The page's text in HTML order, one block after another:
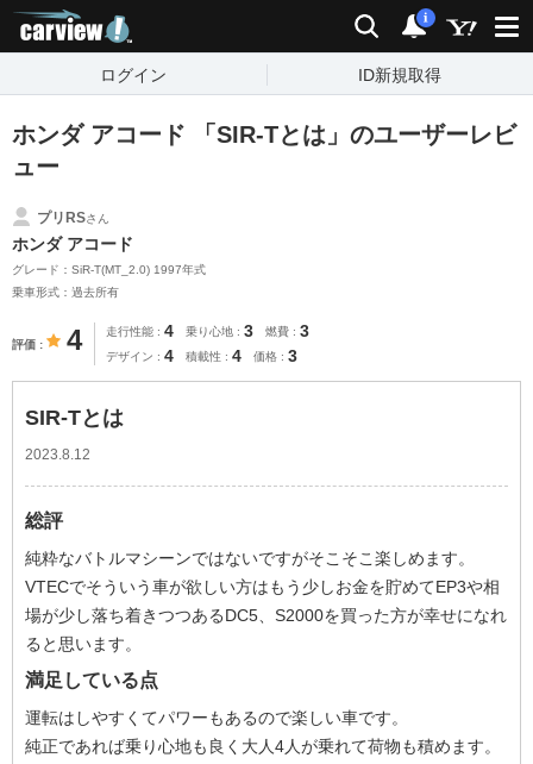
検索 通知
i
ログイン ID新規取得
ホンダ アコード 「SIR-Tとは」のユーザーレビ
ュー
プリRSさん
ホンダ アコード
グレード：SiR-T(MT_2.0) 1997年式
乗車形式：過去所有
評価 4 走行性能 4 乗り心地 3 燃費 3
デザイン 4 積載性 4 価格 3
SIR-Tとは
2023.8.12
総評
純粋なバトルマシーンではないですがそこそこ楽しめます。
VTECでそういう車が欲しい方はもう少しお金を貯めてEP3や相
場が少し落ち着きつつあるDC5、S2000を買った方が幸せになれ
ると思います。
満足している点
運転はしやすくてパワーもあるので楽しい車です。
純正であれば乗り心地も良く大人4人が乗れて荷物も積めます。